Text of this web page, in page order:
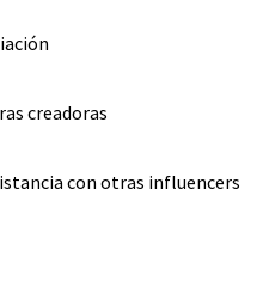
creadoras
con otras influencers